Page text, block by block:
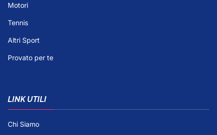
Motori
Tennis
Altri Sport
Provato per te
LINK UTILI
Chi Siamo